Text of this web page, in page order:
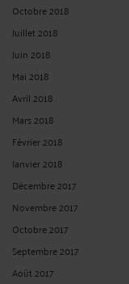
Octobre 2018
Juillet 2018
Juin 2018
Mai 2018
Avril 2018
Mars 2018
Février 2018
Janvier 2018
Décembre 2017
Novembre 2017
Octobre 2017
Septembre 2017
Août 2017